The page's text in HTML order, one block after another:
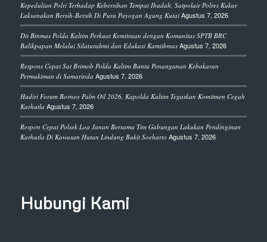
Kepedulian Polri Terhadap Kebersihan Tempat Ibadah, Satpolair Polres Kukar
Laksanakan Bersih-Bersih Di Pura Payogan Agung Kutai Agustus 7, 2026
Dit Binmas Polda Kaltim Perkuat Kemitraan dengan Komunitas SPTB BRC
Balikpapan Melalui Silaturahmi dan Edukasi Kamtibmas Agustus 7, 2026
Respons Cepat Sat Brimob Polda Kaltim Bantu Penanganan Kebakaran
Permukiman di Samarinda Agustus 7, 2026
Hadiri Forum Borneo Palm Oil 2026, Kapolda Kaltim Tegaskan Komitmen Cegah
Karhutla Agustus 7, 2026
Respon Cepat Polsek Loa Janan Bersama Tim Gabungan Lakukan Pendinginan
Karhutla Di Kawasan Hutan Lindung Bukit Soeharto Agustus 7, 2026
Hubungi Kami